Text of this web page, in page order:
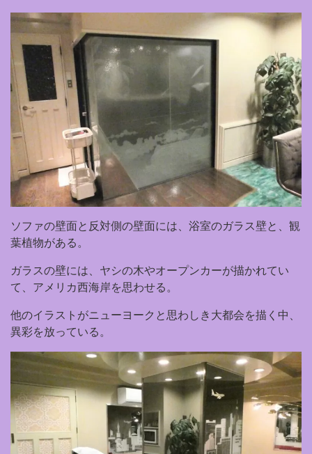
ソファの壁面と反対側の壁面には、浴室のガラス壁と、観
葉植物がある。
ガラスの壁には、ヤシの木やオープンカーが描かれてい
て、アメリカ西海岸を思わせる。
他のイラストがニューヨークと思わしき大都会を描く中、
異彩を放っている。